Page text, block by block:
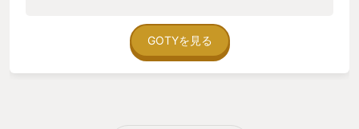
番！」とレース中に画面をみずにこちらに話しかけてきても、
なんとかレースは継続できる！レース中に3歳の次男が「パパ、
おしっこ」と言ってきても、安心してコントローラを手放せま
GOTYを見る